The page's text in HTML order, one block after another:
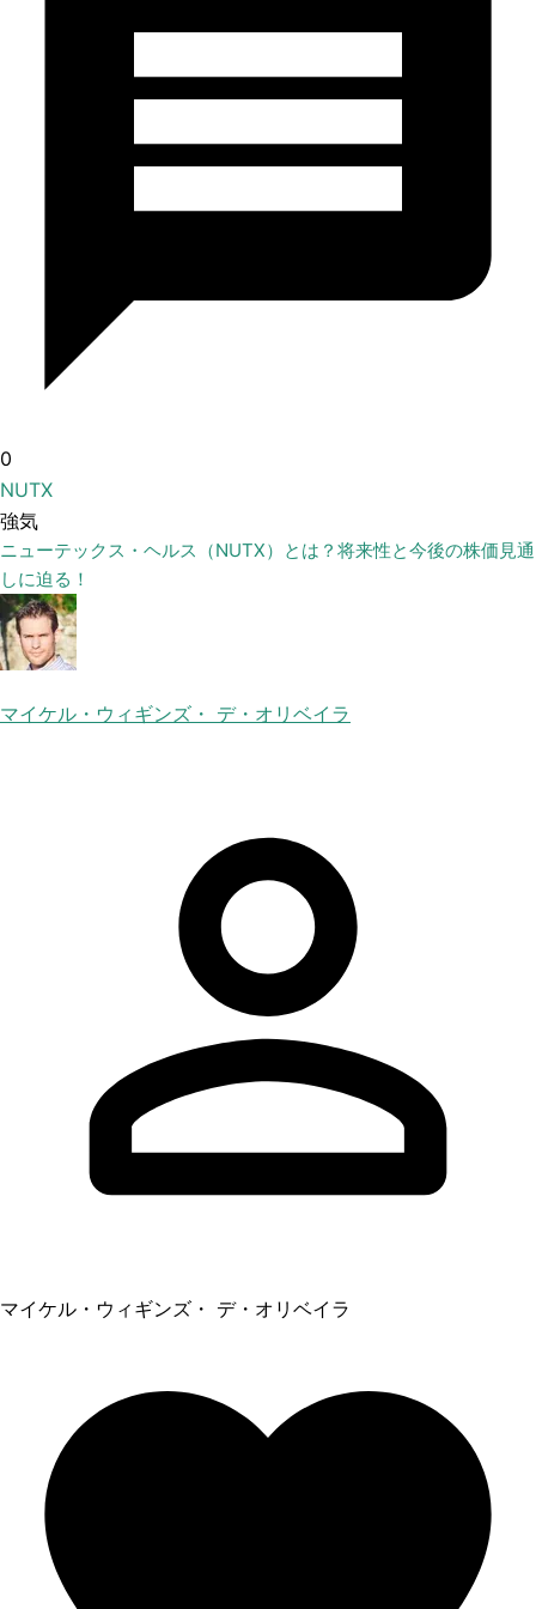
0
NUTX
強気
ニューテックス・ヘルス（NUTX）とは？将来性と今後の株価見通
しに迫る！
マイケル・ウィギンズ・ デ・オリベイラ
マイケル・ウィギンズ・ デ・オリベイラ